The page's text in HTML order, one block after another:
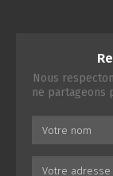
Nous
ne partageons